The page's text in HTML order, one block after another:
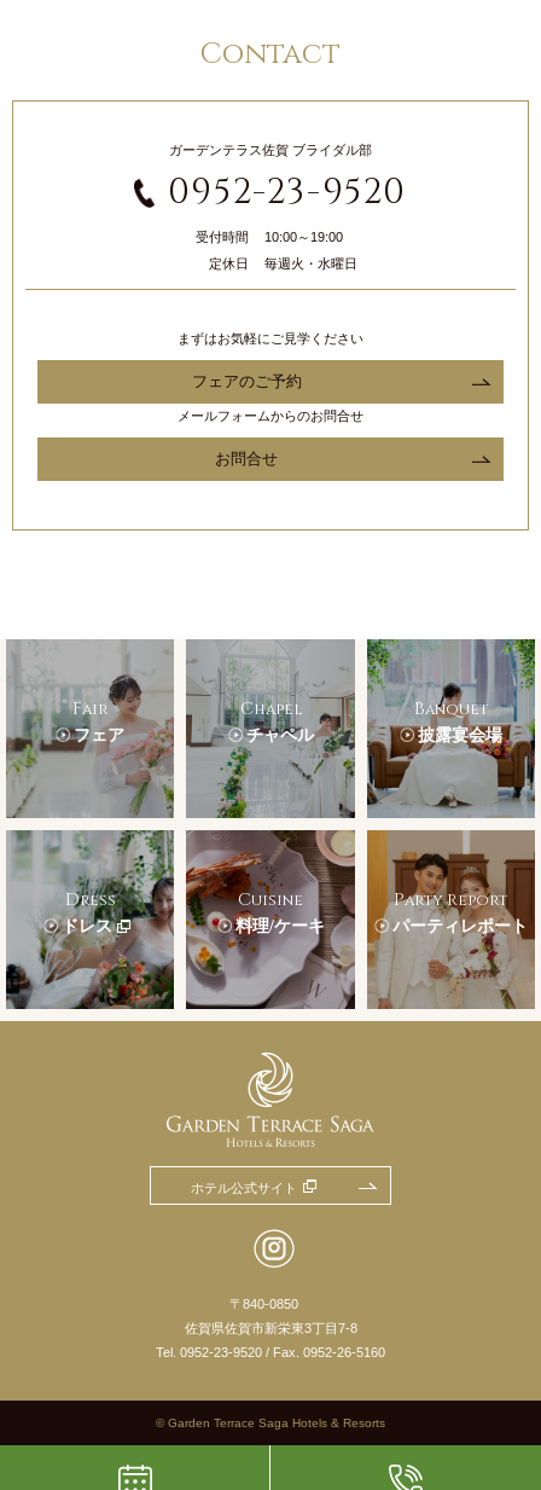
Contact
ガーデンテラス佐賀 ブライダル部
0952-23-9520
受付時間
10:00～19:00
定休日
毎週火・水曜日
まずはお気軽にご見学ください
フェアのご予約
メールフォームからのお問合せ
お問合せ
Fair
フェア
Chapel
チャペル
Banquet
披露宴会場
Dress
ドレス
Cuisine
料理/ケーキ
Party Report
パーティレポート
〒840-0850
佐賀県佐賀市新栄東3丁目7-8
Tel. 0952-23-9520 / Fax. 0952-26-5160
ホテル公式サイト
© Garden Terrace Saga Hotels & Resorts